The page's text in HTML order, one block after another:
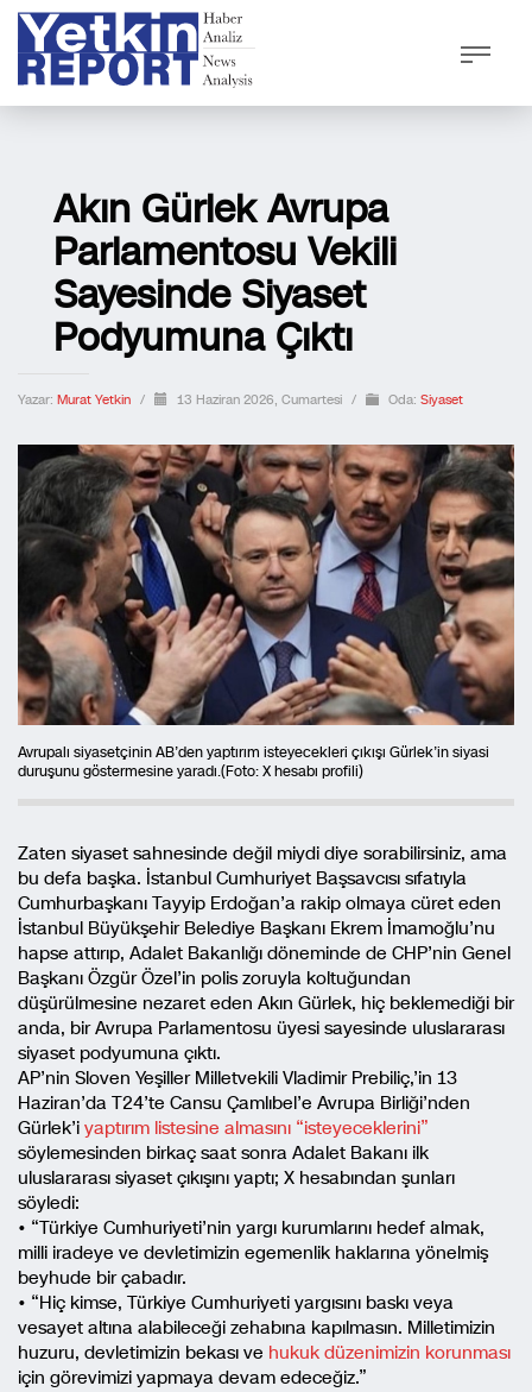
Akın Gürlek Avrupa
Parlamentosu Vekili
Sayesinde Siyaset
Podyumuna Çıktı
Yazar: Murat Yetkin / 13 Haziran 2026, Cumartesi / Oda: Siyaset
Avrupalı siyasetçinin AB’den yaptırım isteyecekleri çıkışı Gürlek’in siyasi
duruşunu göstermesine yaradı.(Foto: X hesabı profili)
Zaten siyaset sahnesinde değil miydi diye sorabilirsiniz, ama
bu defa başka. İstanbul Cumhuriyet Başsavcısı sıfatıyla
Cumhurbaşkanı Tayyip Erdoğan’a rakip olmaya cüret eden
İstanbul Büyükşehir Belediye Başkanı Ekrem İmamoğlu’nu
hapse attırıp, Adalet Bakanlığı döneminde de CHP’nin Genel
Başkanı Özgür Özel’in polis zoruyla koltuğundan
düşürülmesine nezaret eden Akın Gürlek, hiç beklemediği bir
anda, bir Avrupa Parlamentosu üyesi sayesinde uluslararası
siyaset podyumuna çıktı.
AP’nin Sloven Yeşiller Milletvekili Vladimir Prebiliç,’in 13
Haziran’da T24’te Cansu Çamlıbel’e Avrupa Birliği’nden
Gürlek’i yaptırım listesine almasını “isteyeceklerini”
söylemesinden birkaç saat sonra Adalet Bakanı ilk
uluslararası siyaset çıkışını yaptı; X hesabından şunları
söyledi:
• “Türkiye Cumhuriyeti’nin yargı kurumlarını hedef almak,
milli iradeye ve devletimizin egemenlik haklarına yönelmiş
beyhude bir çabadır.
• “Hiç kimse, Türkiye Cumhuriyeti yargısını baskı veya
vesayet altına alabileceği zehabına kapılmasın. Milletimizin
huzuru, devletimizin bekası ve hukuk düzenimizin korunması
için görevimizi yapmaya devam edeceğiz.”